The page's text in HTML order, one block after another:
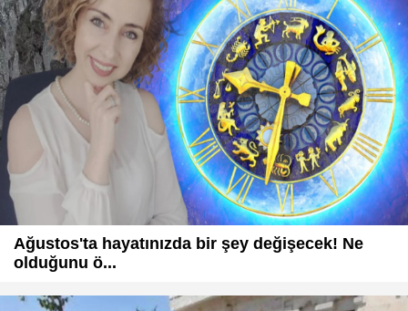
Ağustos'ta hayatınızda bir şey değişecek! Ne
olduğunu ö...